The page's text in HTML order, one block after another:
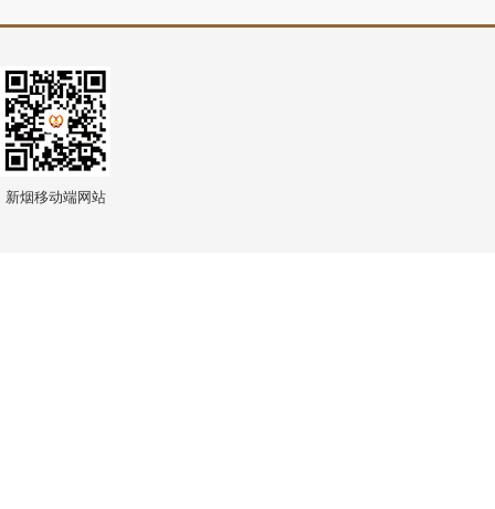
新烟移动端网站